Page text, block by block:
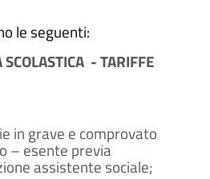
richiesta di
l'istruttoria, potrebbero
entro 10 giorni
del procedimento.
le seguenti:
- TARIFFE
in grave e comprovato
– esente previa
assistente sociale;